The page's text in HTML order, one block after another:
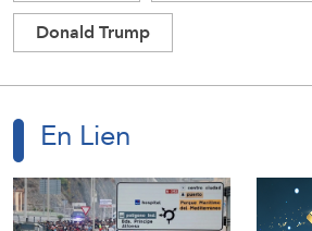
Donald Trump
En Lien